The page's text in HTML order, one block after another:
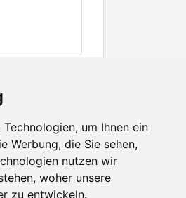
um Ihnen ein
Werbung, die Sie sehen,
nutzen wir
woher unsere
zu entwickeln.